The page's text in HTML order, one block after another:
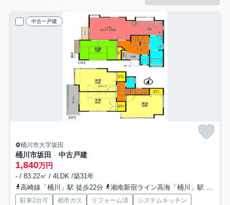
中古一戸建
桶川市大字坂田
桶川市坂田 中古戸建
1,840万円
- / 83.22㎡ / 4LDK /築31年
高崎線「桶川」駅 徒歩22分
湘南新宿ライン高海「桶川」駅 徒歩22分
駐車2台可 都市ガス リフォーム済
システムキッチン